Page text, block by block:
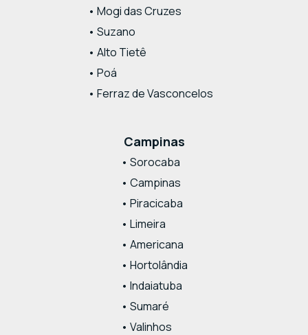
• Mogi das Cruzes
• Suzano
• Alto Tietê
• Poá
• Ferraz de Vasconcelos
Campinas
• Sorocaba
• Campinas
• Piracicaba
• Limeira
• Americana
• Hortolândia
• Indaiatuba
• Sumaré
• Valinhos